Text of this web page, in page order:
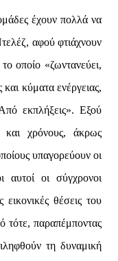
έχουν πολλά να
αφού φτιάχνουν
οποίο «ζωντανεύει,
κύματα ενέργειας,
εκπλήξεις». Εξού
και χρόνους, άκρως
υπαγορεύουν οι
αυτοί οι σύγχρονοι
θέσεις του
τότε, παραπέμποντας
τη δυναμική